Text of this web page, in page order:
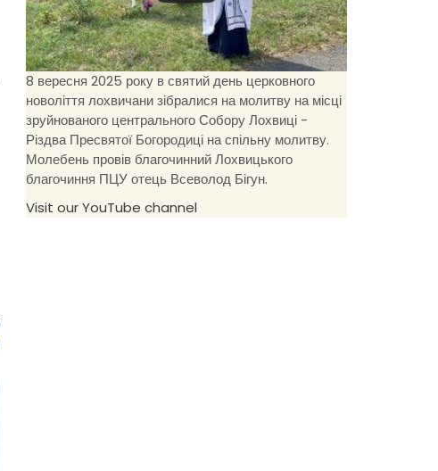
8 вересня 2025 року в святий день церковного
новоліття лохвичани зібралися на молитву на місці
зруйнованого центрального Собору Лохвиці -
Різдва Пресвятої Богородиці на спільну молитву.
Молебень провів благочинний Лохвицького
благочиння ПЦУ отець Всеволод Бігун.
Visit our YouTube channel